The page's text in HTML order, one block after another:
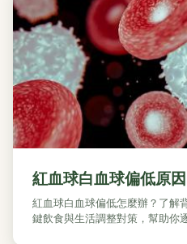
紅血球白血球偏低原
紅血球白血球偏低怎麼辦？了解
鍵飲食與生活調整對策，幫助你